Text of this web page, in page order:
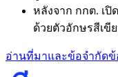
หลังจาก กกต. เปิด
ด้วยตัวอักษรสีเขี
อ่านที่มาและข้อจำกัด